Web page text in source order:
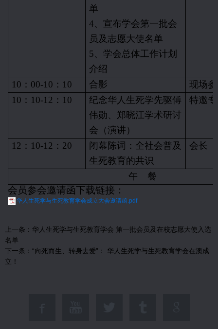
单
4、宣布学会第一批会
员及志愿大使名单
5、学会总体工作计划
介绍
10 ： 00-10 ： 10 合影
现场
10 ： 10-12 ： 10
纪念华人生死学先驱傅
伟勋、郑晓江学术研讨
会（演讲）
特邀
12 ： 10-12 ： 20
闭幕陈词：全社会普及
生死教育的共识
会长
午 餐
会员参会邀请函下载链接 ：
华人生死学与生死教育学会成立大会邀请函.pdf
上一条： 华人生死学与生死教育学会 第一批会员及在校志愿大使入选
名单
下一条： ​“向死而生、转身去爱”： 华人生死学与生死教育学会在澳成
立！